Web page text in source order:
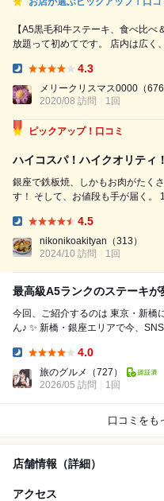
【A5黒毛和牛ステーキ、食べ比べ＆食べ放題】 ・・
放題って初めてです。 店内は広く、コの字型の鉄板が2つ並んでいて 目
(A5黒毛和牛のリエット・オマール
4.3
メリークリスマス0000 （676
2020/08 訪問
1回
ピックアップ！口コミ
ハイコスパ！ハイクオリティ！
銀座で鉄板焼、しかもお肉がたく
す！ そして、お値段も手が届く。 10周年コースはサーロインも食べられ
し、その後赤身か霜降りかサーロインを
お肉の脂が良質で赤...
4.5
nikonikoakityan （313）
2024/10 訪問
1回
最高級A5ランクのステーキが
今回、ご紹介するのは 東京・新橋にある「銀座のステーキ 銀座本店」さ
ん♪ ✨ 新橋・銀座エリアで今、SNSやグルメ通の間で話題独占中の「神コ
4.0
旅のグルメ
（727）
2026/05 訪問
1回
口コミをも
店舗情報（詳細）
アクセス